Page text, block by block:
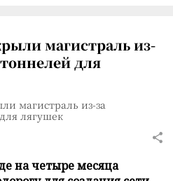
магистраль из-
для
магистраль из-за
лягушек
на четыре месяца